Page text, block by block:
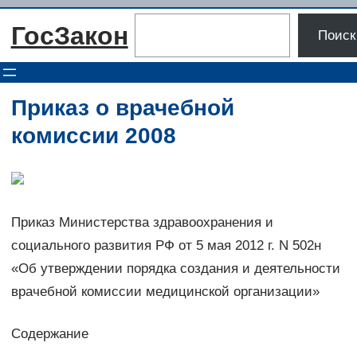
Перейти
ГосЗакон Поиск
Приказ о врачебной
комиссии 2008
Приказ Министерства здравоохранения и
социального развития РФ от 5 мая 2012 г. N 502н
«Об утверждении порядка создания и деятельности
врачебной комиссии медицинской организации»
Содержание